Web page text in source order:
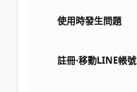
使用時發生問題
註冊⋅移動LINE帳號